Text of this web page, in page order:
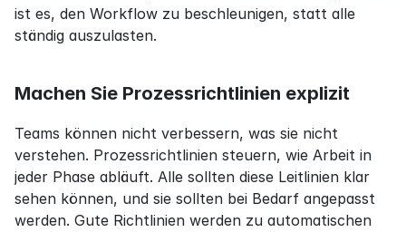
ist es, den Workflow zu beschleunigen, statt alle
ständig auszulasten.
Machen Sie Prozessrichtlinien explizit
Teams können nicht verbessern, was sie nicht
verstehen. Prozessrichtlinien steuern, wie Arbeit in
jeder Phase abläuft. Alle sollten diese Leitlinien klar
sehen können, und sie sollten bei Bedarf angepasst
werden. Gute Richtlinien werden zu automatischen